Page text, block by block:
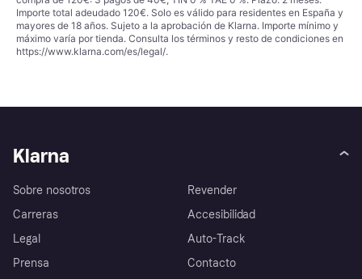
Importe total adeudado 120€. Solo es válido para residentes en España y
mayores de 18 años. Sujeto a la aprobación de Klarna. Importe mínimo y
máximo varía por tienda. Consulta los términos y resto de condiciones en
https://www.klarna.com/es/legal/.
Klarna
Sobre nosotros
Carreras
Legal
Prensa
Revender
Accesibilidad
Auto-Track
Contacto